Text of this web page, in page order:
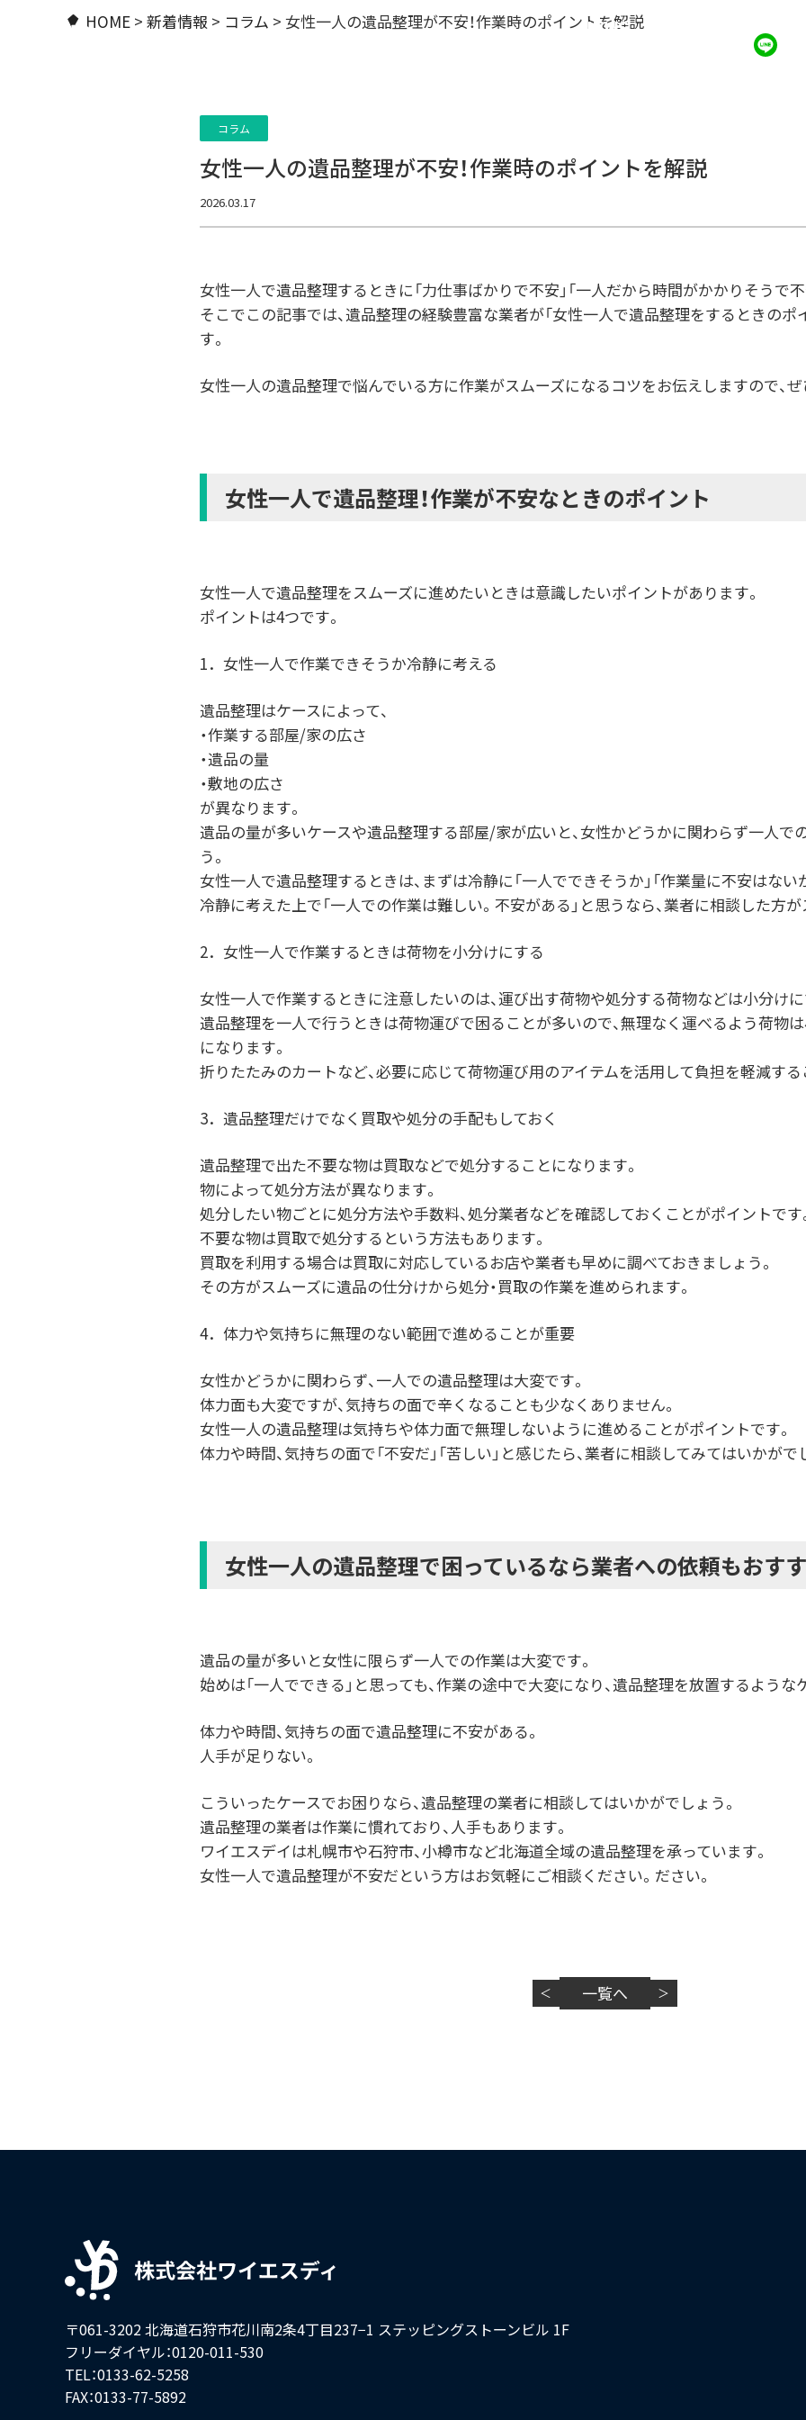
NEWS
HOME > 新着情報 > コラム > 女性一人の遺品整理が不安！作業時のポイントを解説
コラム
女性一人の遺品整理が不安！作業時のポイントを解説
2026.03.17
女性一人で遺品整理するときに「力仕事ばかりで不安」「一人だから時間がかかりそうで不
そこでこの記事では、遺品整理の経験豊富な業者が「女性一人で遺品整理をするときのポ
す。
女性一人の遺品整理で悩んでいる方に作業がスムーズになるコツをお伝えしますので、ぜ
女性一人で遺品整理！作業が不安なときのポイント
女性一人で遺品整理をスムーズに進めたいときは意識したいポイントがあります。
ポイントは4つです。
1．女性一人で作業できそうか冷静に考える
遺品整理はケースによって、
・作業する部屋/家の広さ
・遺品の量
・敷地の広さ
が異なります。
遺品の量が多いケースや遺品整理する部屋/家が広いと、女性かどうかに関わらず一人で
う。
女性一人で遺品整理するときは、まずは冷静に「一人でできそうか」「作業量に不安はない
冷静に考えた上で「一人での作業は難しい。不安がある」と思うなら、業者に相談した方が
2．女性一人で作業するときは荷物を小分けにする
女性一人で作業するときに注意したいのは、運び出す荷物や処分する荷物などは小分けに
遺品整理を一人で行うときは荷物運びで困ることが多いので、無理なく運べるよう荷物
になります。
折りたたみのカートなど、必要に応じて荷物運び用のアイテムを活用して負担を軽減する
3．遺品整理だけでなく買取や処分の手配もしておく
遺品整理で出た不要な物は買取などで処分することになります。
物によって処分方法が異なります。
処分したい物ごとに処分方法や手数料、処分業者などを確認しておくことがポイントです
不要な物は買取で処分するという方法もあります。
買取を利用する場合は買取に対応しているお店や業者も早めに調べておきましょう。
その方がスムーズに遺品の仕分けから処分・買取の作業を進められます。
4．体力や気持ちに無理のない範囲で進めることが重要
女性かどうかに関わらず、一人での遺品整理は大変です。
体力面も大変ですが、気持ちの面で辛くなることも少なくありません。
女性一人の遺品整理は気持ちや体力面で無理しないように進めることがポイントです。
体力や時間、気持ちの面で「不安だ」「苦しい」と感じたら、業者に相談してみてはいかがで
女性一人の遺品整理で困っているなら業者への依頼もおす
遺品の量が多いと女性に限らず一人での作業は大変です。
始めは「一人でできる」と思っても、作業の途中で大変になり、遺品整理を放置するような
体力や時間、気持ちの面で遺品整理に不安がある。
人手が足りない。
こういったケースでお困りなら、遺品整理の業者に相談してはいかがでしょう。
遺品整理の業者は作業に慣れており、人手もあります。
ワイエスデイは札幌市や石狩市、小樽市など北海道全域の遺品整理を承っています。
女性一人で遺品整理が不安だという方はお気軽にご相談ください。ださい。
＜ 一覧へ ＞
〒061-3202 北海道石狩市花川南2条4丁目237−1 ステッピングストーンビル 1F
フリーダイヤル：0120-011-530
TEL：0133-62-5258
FAX：0133-77-5892